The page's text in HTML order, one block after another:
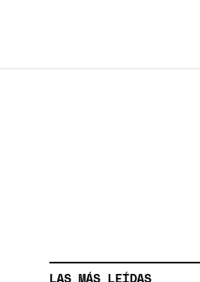
LAS MÁS LEÍDAS